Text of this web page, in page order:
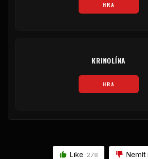
HRA
KRINOLÍNA
HRA
Like 278 Nemít